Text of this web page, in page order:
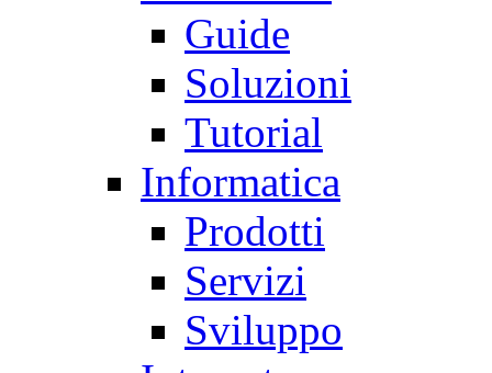
Guide
Soluzioni
Tutorial
Informatica
Prodotti
Servizi
Sviluppo